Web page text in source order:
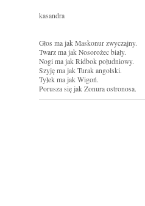
kasandra
Głos ma jak Maskonur zwyczajny.
Twarz ma jak Nosorożec biały.
Nogi ma jak Ridbok południowy.
Szyję ma jak Turak angolski.
Tyłek ma jak Wigoń.
Porusza się jak Zonura ostronosa.